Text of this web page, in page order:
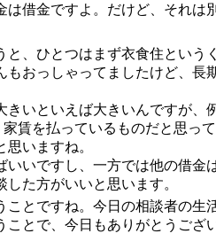
借金ですよ。だけど、それは
、ひとつはまず衣食住とい
おっしゃってましたけど、
いといえば大きいんですが
賃を払っているものだと思っ
いますね。
いですし、一方では他の借金
た方がいいと思います。
とですね。今日の相談者の
とで、今日もありがとうござ